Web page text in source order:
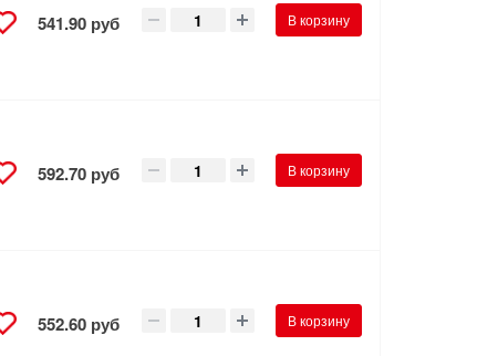
541.90 руб В корзину
592.70 руб В корзину
552.60 руб В корзину